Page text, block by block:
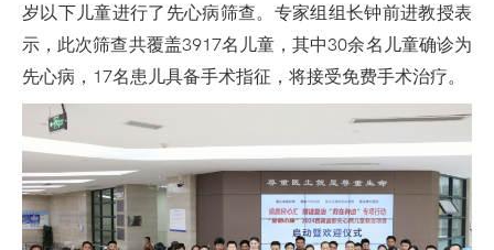
岁以下儿童进行了先心病筛查。专家组组长钟前进教授表
示，此次筛查共覆盖3917名儿童，其中30余名儿童确诊为
先心病，17名患儿具备手术指征，将接受免费手术治疗。